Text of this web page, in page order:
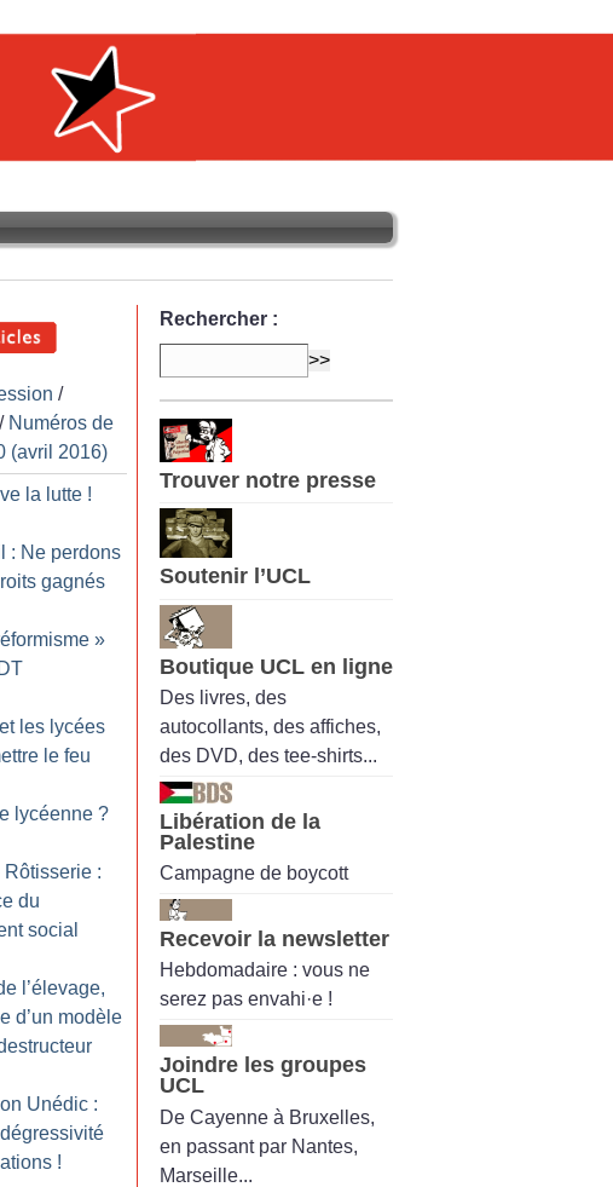
/
/ Numéros de
(avril 2016)
la lutte !
: Ne perdons
gagnés
»
les lycées
le feu
lycéenne ?
:
du
social
l’élevage,
d’un modèle
Unédic :
!
Rechercher :
Trouver notre presse
Soutenir l’UCL
Boutique UCL en ligne
Des livres, des
autocollants, des affiches,
des DVD, des tee-shirts...
Libération de la
Palestine
Campagne de boycott
Recevoir la newsletter
Hebdomadaire : vous ne
serez pas envahi·e !
Joindre les groupes
UCL
De Cayenne à Bruxelles,
en passant par Nantes,
Marseille...